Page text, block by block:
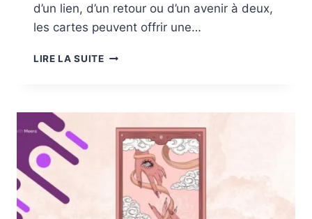
d’un lien, d’un retour ou d’un avenir à deux,
les cartes peuvent offrir une…
LIRE LA SUITETAROT
:
QUELLE
MÉTHODE
FAITE
POUR
VOUS